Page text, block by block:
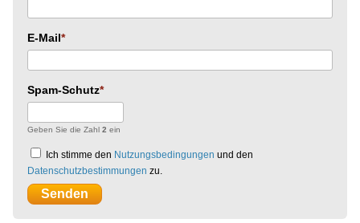
E-Mail
Spam-Schutz
Geben Sie die Zahl 2 ein
Ich stimme den Nutzungsbedingungen und den
Datenschutzbestimmungen zu.